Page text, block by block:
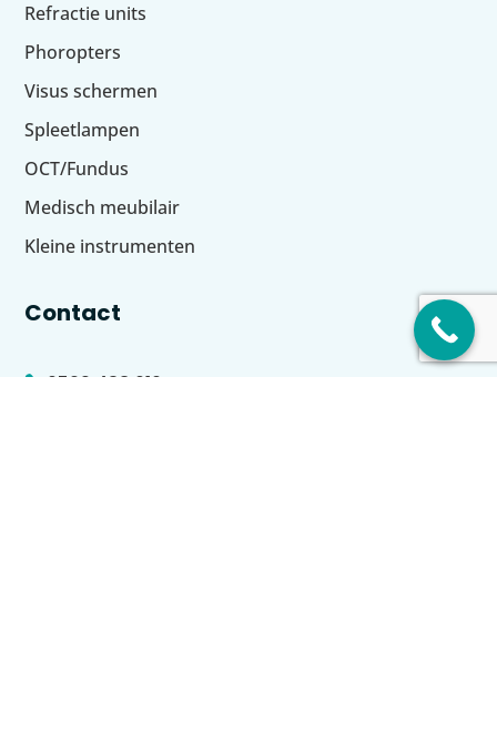
Refractie units
Phoropters
Visus schermen
Spleetlampen
OCT/Fundus
Medisch meubilair
Kleine instrumenten
Contact
 0529 438 010